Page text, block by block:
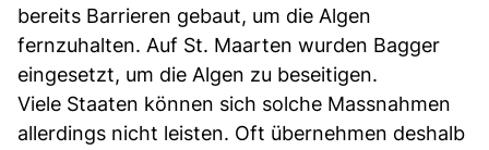
bereits Barrieren gebaut, um die Algen
fernzuhalten. Auf St. Maarten wurden Bagger
eingesetzt, um die Algen zu beseitigen.
Viele Staaten können sich solche Massnahmen
allerdings nicht leisten. Oft übernehmen deshalb